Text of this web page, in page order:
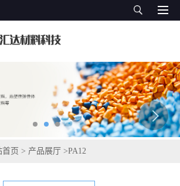
首页 > 产品展厅 >PA12